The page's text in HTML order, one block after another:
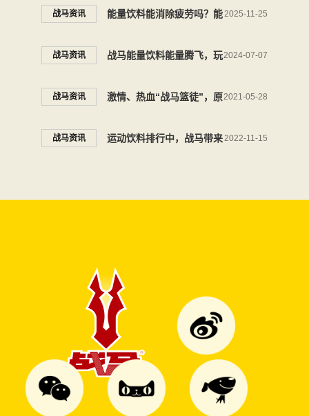
注年轻群体，不走寻常路！
战马资讯 能量饮料能消除疲劳吗？能
量饮料就选战马能量型维生
2025-11-25
战马资讯 战马能量饮料能量腾飞，玩
转内蒙古草原那达慕
2024-07-07
战马资讯 激情、热血“战马篮徒”，原
来战马是这样的高能量饮料
2021-05-28
战马资讯 运动饮料排行中，战马带来 2022-11-15